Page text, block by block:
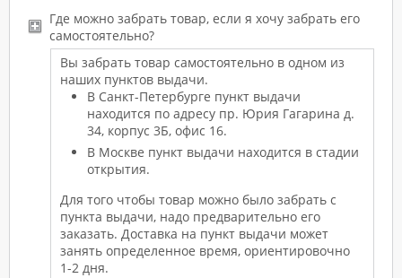
Где можно забрать товар, если я хочу забрать его
самостоятельно?
Вы забрать товар самостоятельно в одном из
наших пунктов выдачи.
В Санкт-Петербурге пункт выдачи
находится по адресу пр. Юрия Гагарина д.
34, корпус 3Б, офис 16.
В Москве пункт выдачи находится в стадии
открытия.
Для того чтобы товар можно было забрать с
пункта выдачи, надо предварительно его
заказать. Доставка на пункт выдачи может
занять определенное время, ориентировочно
1-2 дня.